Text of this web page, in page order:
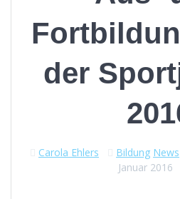
der
Carola Ehlers Bildung News
Januar 2016